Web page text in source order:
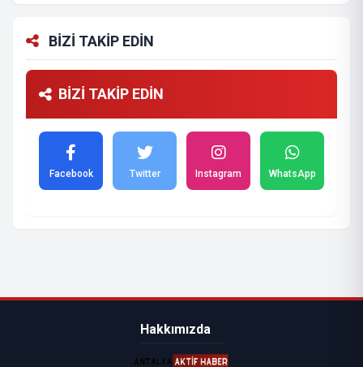
BİZİ TAKİP EDİN
BİZİ TAKİP EDİN
Facebook Twitter Instagram WhatsApp
Hakkımızda